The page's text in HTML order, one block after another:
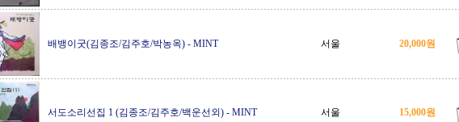
배뱅이굿(김종조/김주호/박농옥) - MINT 서울 20,000원
서도소리선집 1 (김종조/김주호/백운선외) - MINT 서울 15,000원